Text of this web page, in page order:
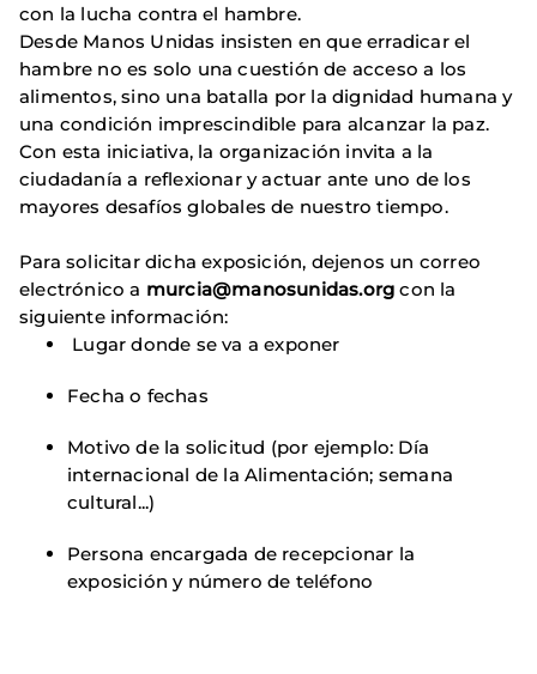
con la lucha contra el hambre.
Desde Manos Unidas insisten en que erradicar el
hambre no es solo una cuestión de acceso a los
alimentos, sino una batalla por la dignidad humana y
una condición imprescindible para alcanzar la paz.
Con esta iniciativa, la organización invita a la
ciudadanía a reflexionar y actuar ante uno de los
mayores desafíos globales de nuestro tiempo.
Para solicitar dicha exposición, dejenos un correo
electrónico a murcia@manosunidas.orgcon la
siguiente información:
Lugar donde se va a exponer
Fecha o fechas
Motivo de la solicitud (por ejemplo: Día
internacional de la Alimentación; semana
cultural...)
Persona encargada de recepcionar la
exposición y número de teléfono